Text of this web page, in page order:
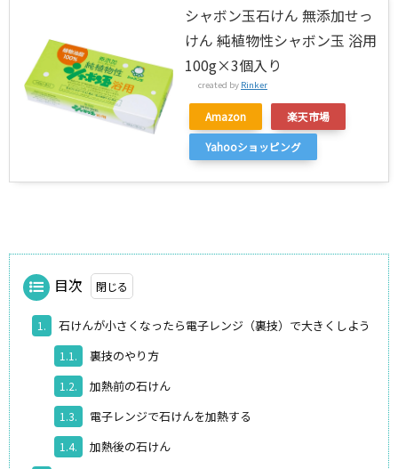
シャボン玉石けん 無添加せっ
けん 純植物性シャボン玉 浴用
100g×3個入り
created by Rinker
Amazon
楽天市場
Yahooショッピング
目次
1. 石けんが小さくなったら電子レンジ（裏技）で大きくしよう
1.1. 裏技のやり方
1.2. 加熱前の石けん
1.3. 電子レンジで石けんを加熱する
1.4. 加熱後の石けん